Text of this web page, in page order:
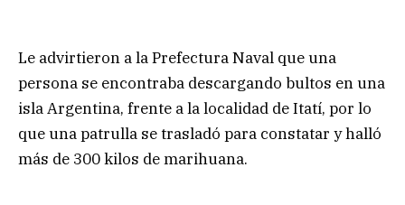
Le advirtieron a la Prefectura Naval que una
persona se encontraba descargando bultos en una
isla Argentina, frente a la localidad de Itatí, por lo
que una patrulla se trasladó para constatar y halló
más de 300 kilos de marihuana.